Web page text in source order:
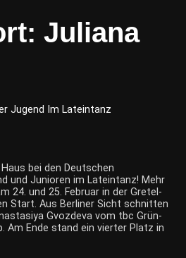
Juliana
Jugend Im Lateintanz
bei den Deutschen
und Junioren im Lateintanz! Mehr
24. und 25. Februar in der Gretel-
Start. Aus Berliner Sicht schnitten
Gvozdeva vom tbc Grün-
Am Ende stand ein vierter Platz in